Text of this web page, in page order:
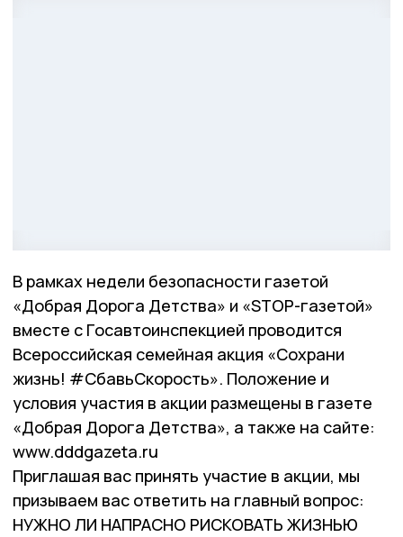
В рамках недели безопасности газетой
«Добрая Дорога Детства» и «STOP-газетой»
вместе с Госавтоинспекцией проводится
Всероссийская семейная акция «Сохрани
жизнь! #СбавьСкорость». Положение и
условия участия в акции размещены в газете
«Добрая Дорога Детства», а также на сайте:
www.dddgazeta.ru
Приглашая вас принять участие в акции, мы
призываем вас ответить на главный вопрос:
НУЖНО ЛИ НАПРАСНО РИСКОВАТЬ ЖИЗНЬЮ